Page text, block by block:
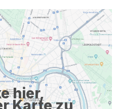
Zurück zur Übersicht
hier,
Karte zu